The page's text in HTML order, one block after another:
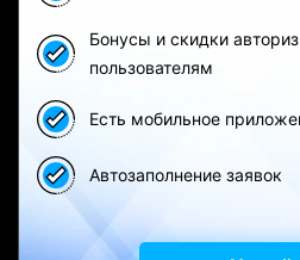
Бонусы и скидки
пользователям
Есть мобильное
Автозаполнение заявок